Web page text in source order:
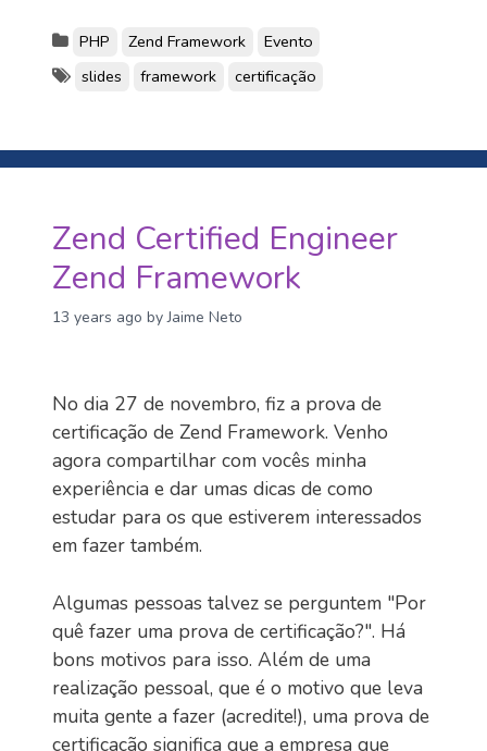
PHP Zend Framework
Evento
slides
framework certificação
Zend Certified Engineer
Zend Framework
13 years ago by Jaime Neto
No dia 27 de novembro, fiz a prova de
certificação de Zend Framework. Venho
agora compartilhar com vocês minha
experiência e dar umas dicas de como
estudar para os que estiverem interessados
em fazer também.
Algumas pessoas talvez se perguntem "Por
quê fazer uma prova de certificação?". Há
bons motivos para isso. Além de uma
realização pessoal, que é o motivo que leva
muita gente a fazer (acredite!), uma prova de
certificação significa que a empresa que